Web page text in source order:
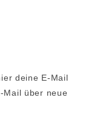
deine E-Mail
Mail über neue